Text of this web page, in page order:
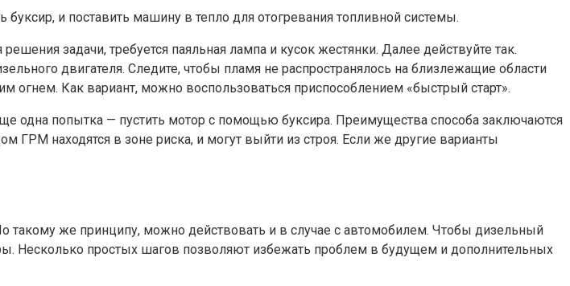
буксир, и поставить машину в тепло для отогревания топливной системы.
задачи, требуется паяльная лампа и кусок жестянки. Далее действуйте так.
двигателя. Следите, чтобы пламя не распространялось на близлежащие области
огнем. Как вариант, можно воспользоваться приспособлением «быстрый старт».
одна попытка — пустить мотор с помощью буксира. Преимущества способа заключаются
находятся в зоне риска, и могут выйти из строя. Если же другие варианты
такому же принципу, можно действовать и в случае с автомобилем. Чтобы дизельный
Несколько простых шагов позволяют избежать проблем в будущем и дополнительных